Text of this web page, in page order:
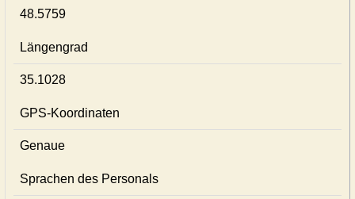
48.5759
Längengrad
35.1028
GPS-Koordinaten
Genaue
Sprachen des Personals